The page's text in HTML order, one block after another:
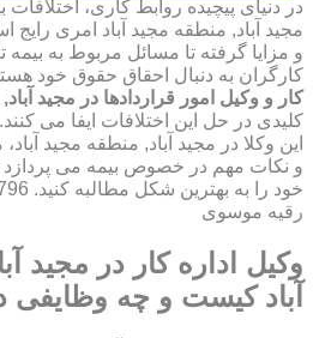
در دنیای پیچیده روابط کاری، اختلافات
مجید آباد, منطقه مجید آباد امری
و مزایا گرفته تا مسائل مربوط به بیمه
کارگران به دنبال احقاق حقوق خود
کار و وکیل امور قراردادها در مجید
کلیدی در حل این اختلافات ایفا می
این وکلا در مجید آباد, منطقه مجید
و نکات مهم در خصوص بیمه می پردازد
رقیه موسوی
وکیل اداره کار در مجید
آباد کیست و چه وظایفی